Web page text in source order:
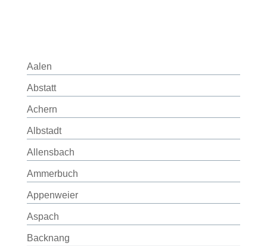
Aalen
Abstatt
Achern
Albstadt
Allensbach
Ammerbuch
Appenweier
Aspach
Backnang